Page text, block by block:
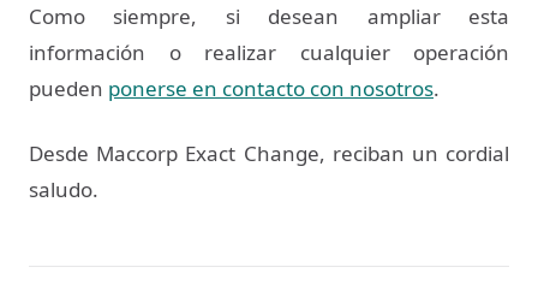
Como siempre, si desean ampliar esta
información o realizar cualquier operación
pueden ponerse en contacto con nosotros.
Desde Maccorp Exact Change, reciban un cordial
saludo.